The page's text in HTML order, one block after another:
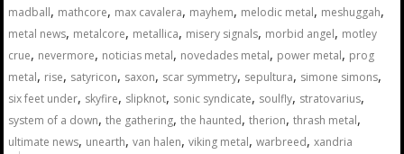
madball, mathcore, max cavalera, mayhem, melodic metal, meshuggah,
metal news, metalcore, metallica, misery signals, morbid angel, motley
crue, nevermore, noticias metal, novedades metal, power metal, prog
metal, rise, satyricon, saxon, scar symmetry, sepultura, simone simons,
six feet under, skyfire, slipknot, sonic syndicate, soulfly, stratovarius,
system of a down,the gathering,the haunted,therion,thrash metal,
ultimate news, unearth,van halen,viking metal,warbreed,xandria